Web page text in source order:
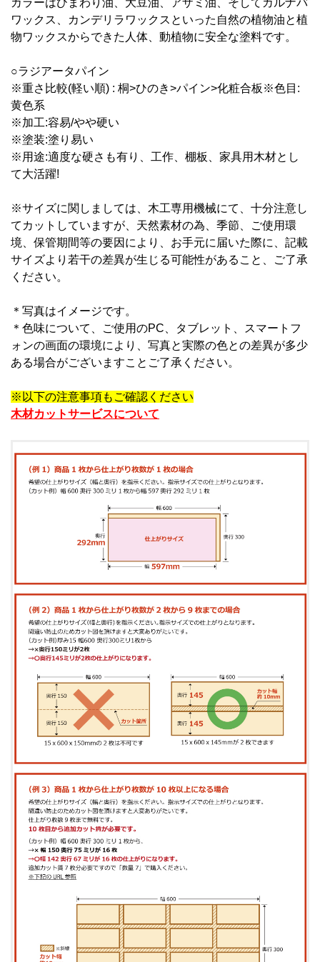
ワックス、カンデリラワックスといった自然の植物油と植
物ワックスからできた人体、動植物に安全な塗料です。
○ラジアータパイン
※重さ比較(軽い順) : 桐>ひのき>パイン>化粧合板※色目:
黄色系
※加工:容易/やや硬い
※塗装:塗り易い
※用途:適度な硬さも有り、工作、棚板、家具用木材とし
て大活躍!
※サイズに関しましては、木工専用機械にて、十分注意し
てカットしていますが、天然素材の為、季節、ご使用環
境、保管期間等の要因により、お手元に届いた際に、記載
サイズより若干の差異が生じる可能性があること、ご了承
ください。
＊写真はイメージです。
＊ 色味について、ご使用のPC、タブレット、スマートフ
ォンの画面の環境により、写真と実際の色との差異が多少
ある場合がございますことご了承ください。
※以下の注意事項もご確認ください
木材カットサービスについて